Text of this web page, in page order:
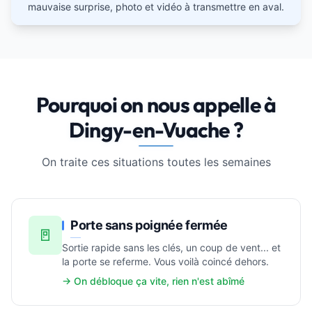
mauvaise surprise, photo et vidéo à transmettre en aval.
Pourquoi on nous appelle à
Dingy-en-Vuache ?
On traite ces situations toutes les semaines
🚪 Porte sans poignée fermée
Sortie rapide sans les clés, un coup de vent... et
la porte se referme. Vous voilà coincé dehors.
→ On débloque ça vite, rien n'est abîmé